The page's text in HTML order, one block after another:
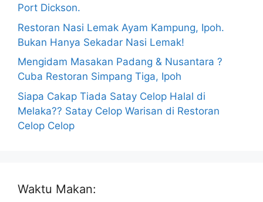
Port Dickson.
Restoran Nasi Lemak Ayam Kampung, Ipoh.
Bukan Hanya Sekadar Nasi Lemak!
Mengidam Masakan Padang & Nusantara ?
Cuba Restoran Simpang Tiga, Ipoh
Siapa Cakap Tiada Satay Celop Halal di
Melaka?? Satay Celop Warisan di Restoran
Celop Celop
Waktu Makan: